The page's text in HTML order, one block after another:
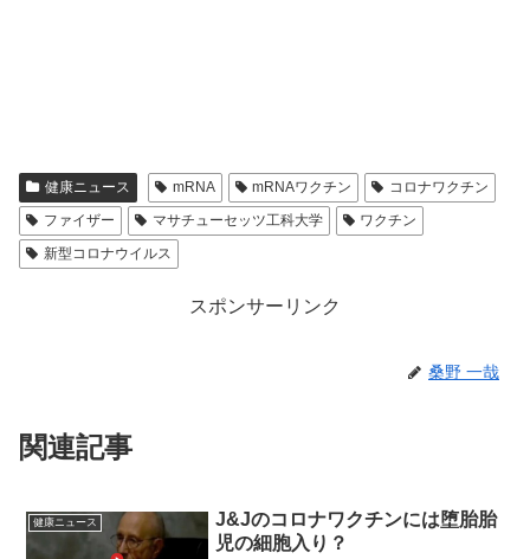
健康ニュース mRNA mRNAワクチン
コロナワクチン
ファイザー
マサチューセッツ工科大学
ワクチン
新型コロナウイルス
スポンサーリンク
桑野 一哉
関連記事
健康ニュース
J&Jのコロナワクチンには堕胎胎
児の細胞入り？